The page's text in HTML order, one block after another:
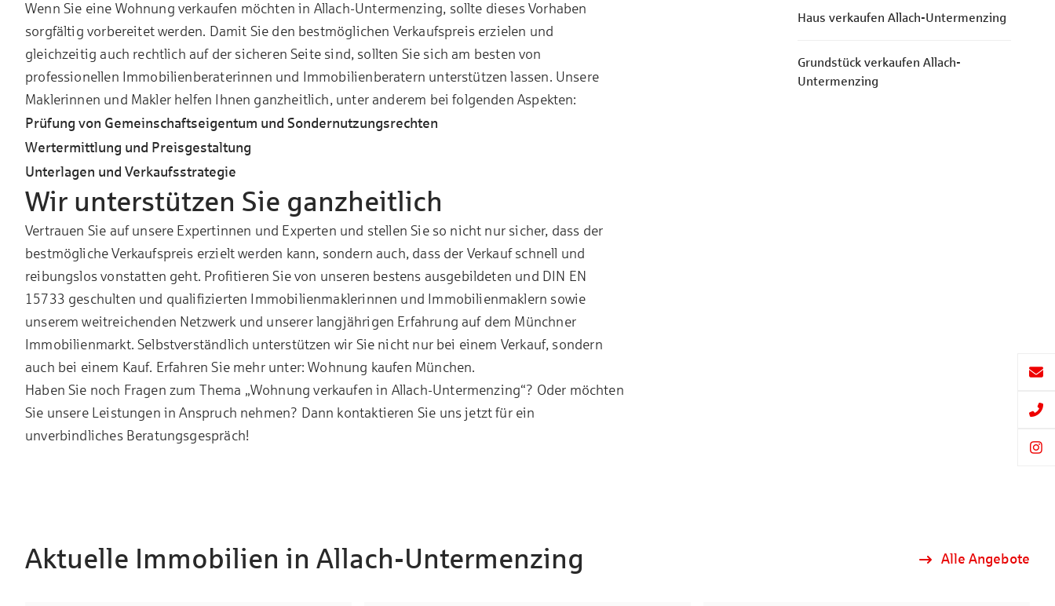
Wenn Sie eine Wohnung verkaufen möchten in Allach-Untermenzing, sollte dieses Vorhaben
sorgfältig vorbereitet werden. Damit Sie den bestmöglichen Verkaufspreis erzielen und
gleichzeitig auch rechtlich auf der sicheren Seite sind, sollten Sie sich am besten von
professionellen Immobilienberaterinnen und Immobilienberatern unterstützen lassen. Unsere
Maklerinnen und Makler helfen Ihnen ganzheitlich, unter anderem bei folgenden Aspekten:
Prüfung von Gemeinschaftseigentum und Sondernutzungsrechten
Wertermittlung und Preisgestaltung
Unterlagen und Verkaufsstrategie
Wir unterstützen Sie ganzheitlich
Vertrauen Sie auf unsere Expertinnen und Experten und stellen Sie so nicht nur sicher, dass der
bestmögliche Verkaufspreis erzielt werden kann, sondern auch, dass der Verkauf schnell und
reibungslos vonstatten geht. Profitieren Sie von unseren bestens ausgebildeten und DIN EN
15733 geschulten und qualifizierten Immobilienmaklerinnen und Immobilienmaklern sowie
unserem weitreichenden Netzwerk und unserer langjährigen Erfahrung auf dem Münchner
Immobilienmarkt. Selbstverständlich unterstützen wir Sie nicht nur bei einem Verkauf, sondern
auch bei einem Kauf. Erfahren Sie mehr unter:Wohnung kaufen München.
Haben Sie noch Fragen zum Thema „Wohnung verkaufen in Allach-Untermenzing“? Oder möchten
Sie unsere Leistungen in Anspruch nehmen? Dann kontaktieren Sie uns jetzt für ein
unverbindliches Beratungsgespräch!
Haus verkaufen Allach-Untermenzing
Grundstück verkaufen Allach-
Untermenzing
Aktuelle Immobilien in Allach-Untermenzing Alle Angebote